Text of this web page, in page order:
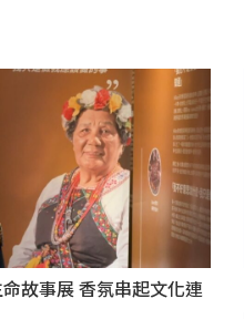
故事展 香氛串起文化連